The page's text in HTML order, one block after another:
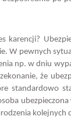
karencji?
W pewnych
np. w dniu
że
standardowo
kolejnych